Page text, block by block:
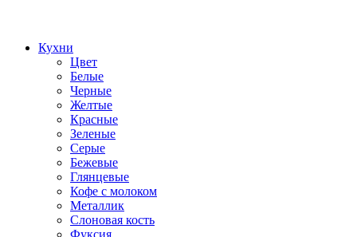
Кухни
Цвет
Белые
Черные
Желтые
Красные
Зеленые
Серые
Бежевые
Глянцевые
Кофе с молоком
Металлик
Слоновая кость
Фуксия